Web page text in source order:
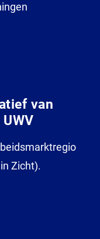
van
Zicht).